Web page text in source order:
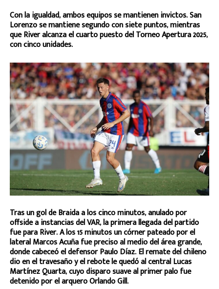
Con la igualdad, ambos equipos se mantienen invictos. San
Lorenzo se mantiene segundo con siete puntos, mientras
que River alcanza el cuarto puesto del Torneo Apertura 2025,
con cinco unidades.
Tras un gol de Braida a los cinco minutos, anulado por
offside a instancias del VAR, la primera llegada del partido
fue para River. A los 15 minutos un córner pateado por el
lateral Marcos Acuña fue preciso al medio del área grande,
donde cabeceó el defensor Paulo Díaz. El remate del chileno
dio en el travesaño y el rebote le quedó al central Lucas
Martínez Quarta, cuyo disparo suave al primer palo fue
detenido por el arquero Orlando Gill.